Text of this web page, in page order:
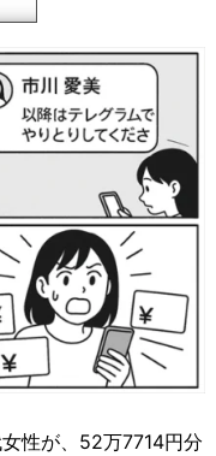
性が、52万7714円分